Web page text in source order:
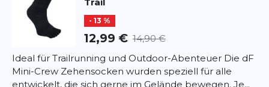
Rezension
*Pflichtfelder
- 13 %
12,99 € 14,90 €
Ideal für Trailrunning und Outdoor-Abenteuer Die dF
Mini-Crew Zehensocken wurden speziell für alle
entwickelt, die sich gerne im Gelände bewegen. Je...